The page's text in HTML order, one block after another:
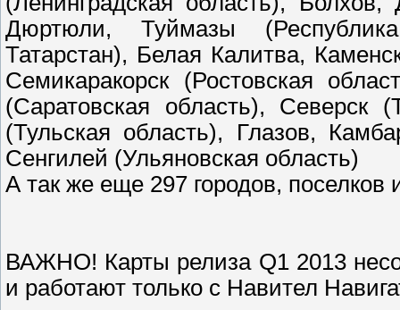
Дюртюли, Туймазы
Татарстан), Белая Калитва,
Семикаракорск (Ростовская
(Саратовская область), Северск
(Тульская область), Глазов,
Сенгилей (Ульяновская область)
А так же еще 297 городов, поселков
ВАЖНО! Карты релиза Q1 2013
и работают только с Навител